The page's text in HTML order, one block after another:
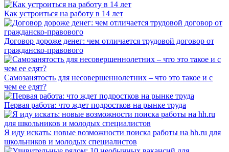
Как устроиться на работу в 14 лет
Договор дороже денег: чем отличается трудовой договор от
гражданско-правового
Самозанятость для несовершеннолетних – что это такое и с
чем ее едят?
Первая работа: что ждет подростков на рынке труда
Я иду искать: новые возможности поиска работы на hh.ru для
школьников и молодых специалистов